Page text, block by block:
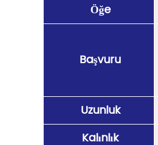
Öğe
Başvuru
Uzunluk
Kalınlık